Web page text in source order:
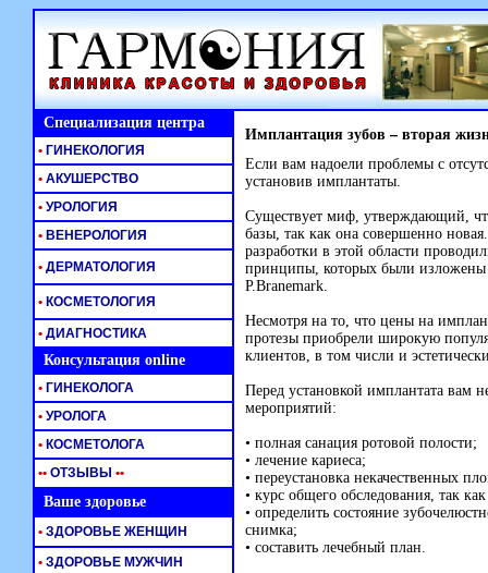
Специализация центра Имплантация зубов – вторая
Если вам надоели проблемы с
установив имплантаты.
Существует миф, утверждающий,
базы, так как она совершенно
разработки в этой области
принципы, которых были
P.Branemark.
Несмотря на то, что цены на
протезы приобрели широкую
клиентов, в том числи и
Перед установкой имплантата вам
мероприятий:
• полная санация ротовой полости;
• лечение кариеса;
• переустановка некачественных
• курс общего обследования, так
• определить состояние
снимка;
• составить лечебный план.
• ГИНЕКОЛОГИЯ
• АКУШЕРСТВО
• УРОЛОГИЯ
• ВЕНЕРОЛОГИЯ
• ДЕРМАТОЛОГИЯ
• КОСМЕТОЛОГИЯ
• ДИАГНОСТИКА
Консультация online
• ГИНЕКОЛОГА
• УРОЛОГА
• КОСМЕТОЛОГА
•• ОТЗЫВЫ ••
Ваше здоровье
• ЗДОРОВЬЕ ЖЕНЩИН
• ЗДОРОВЬЕ МУЖЧИН